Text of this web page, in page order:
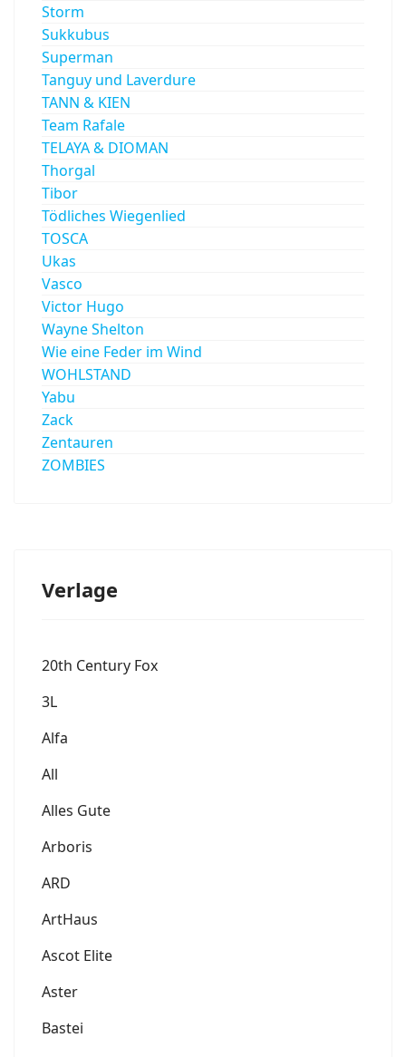
Storm
Sukkubus
Superman
Tanguy und Laverdure
TANN & KIEN
Team Rafale
TELAYA & DIOMAN
Thorgal
Tibor
Tödliches Wiegenlied
TOSCA
Ukas
Vasco
Victor Hugo
Wayne Shelton
Wie eine Feder im Wind
WOHLSTAND
Yabu
Zack
Zentauren
ZOMBIES
Verlage
20th Century Fox
3L
Alfa
All
Alles Gute
Arboris
ARD
ArtHaus
Ascot Elite
Aster
Bastei